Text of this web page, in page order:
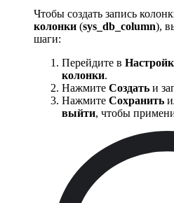
Чтобы создать запись
колонки (sys_db_column),
шаги:
Перейдите в
колонки.
Нажмите Создать и
Нажмите Сохранить
выйти, чтобы